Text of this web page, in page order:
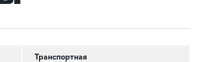
Транспортная